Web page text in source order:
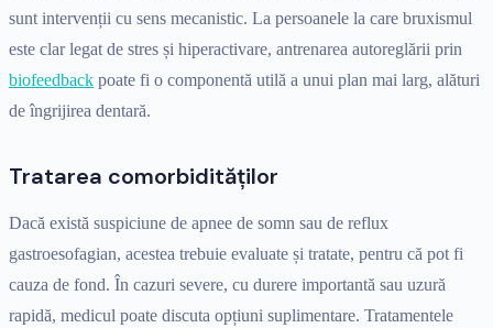
sunt intervenții cu sens mecanistic. La persoanele la care bruxismul
este clar legat de stres și hiperactivare, antrenarea autoreglării prin
biofeedback poate fi o componentă utilă a unui plan mai larg, alături
de îngrijirea dentară.
Tratarea comorbidităților
Dacă există suspiciune de apnee de somn sau de reflux
gastroesofagian, acestea trebuie evaluate și tratate, pentru că pot fi
cauza de fond. În cazuri severe, cu durere importantă sau uzură
rapidă, medicul poate discuta opțiuni suplimentare. Tratamentele